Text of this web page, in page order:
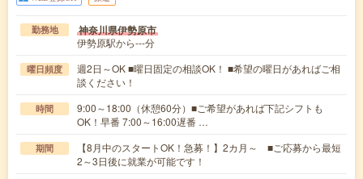
勤務地 神奈川県伊勢原市
伊勢原駅から---分
曜日頻度
週2日～OK ■曜日固定の相談OK！ ■希望の曜日があればご相
談ください！
時間
9:00～18:00（休憩60分）■ご希望があれば下記シフトも
OK！早番 7:00～16:00遅番 …
期間
【8月中のスタートOK！急募！】2カ月～ ■ご応募から最短
2～3日後に就業が可能です！